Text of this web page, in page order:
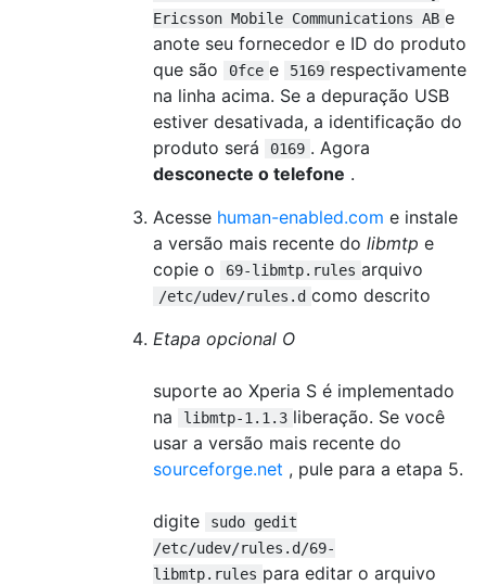
Ericsson Mobile Communications AB e
anote seu fornecedor e ID do produto
que são
0fce e 5169 respectivamente
na linha acima. Se a depuração USB
estiver desativada, a identificação do
produto será
0169 . Agora
desconecte o telefone .
Acesse human-enabled.com e instale
a versão mais recente do libmtp e
copie o
69-libmtp.rules arquivo
/etc/udev/rules.d como descrito
Etapa opcional O
suporte ao Xperia S é implementado
na
libmtp-1.1.3 liberação. Se você
usar a versão mais recente do
sourceforge.net , pule para a etapa 5.
digite
sudo gedit
/etc/udev/rules.d/69-
libmtp.rules para editar o arquivo